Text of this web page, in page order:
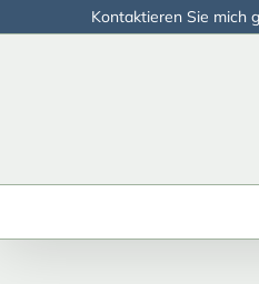
Kontaktieren Sie mich